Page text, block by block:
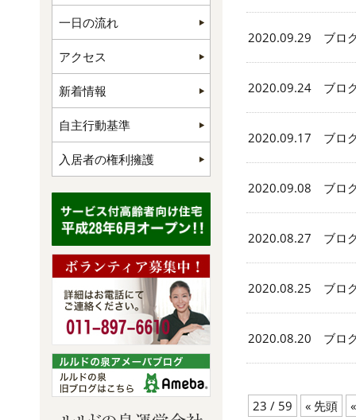
2020.09.29 ブロ
2020.09.24 ブロ
2020.09.17 ブロ
2020.09.08 ブロ
2020.08.27 ブロ
2020.08.25 ブロ
2020.08.20 ブロ
23 / 59 « 先頭 «
一日の流れ
アクセス
新着情報
自主行動基準
入居者の権利擁護